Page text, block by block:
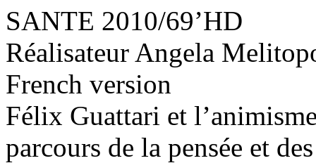
SANTE 2010/69’HD
Réalisateur Angela
French version
Félix Guattari et
parcours de la pensée et